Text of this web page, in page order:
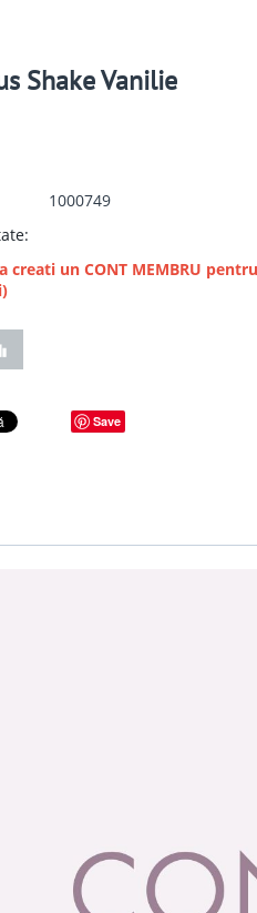
Shake Vanilie
1000749
creati un CONT MEMBRU
Save